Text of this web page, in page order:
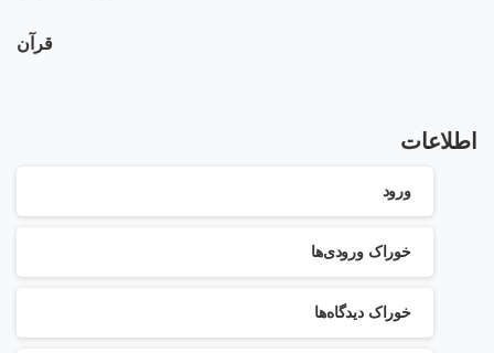
قرآن
اطلاعات
ورود
خوراک ورودی‌ها
خوراک دیدگاه‌ها